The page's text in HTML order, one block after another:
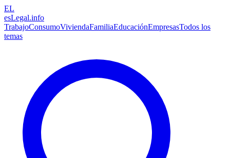
EL
esLegal.info
TrabajoConsumoViviendaFamiliaEducaciónEmpresasTodos los
temas